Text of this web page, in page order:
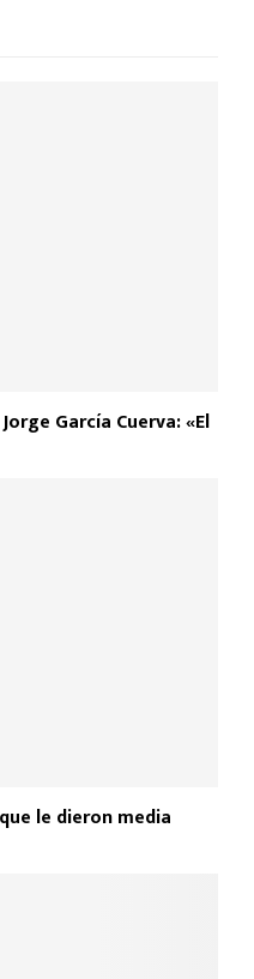
García Cuerva: «El
le dieron media